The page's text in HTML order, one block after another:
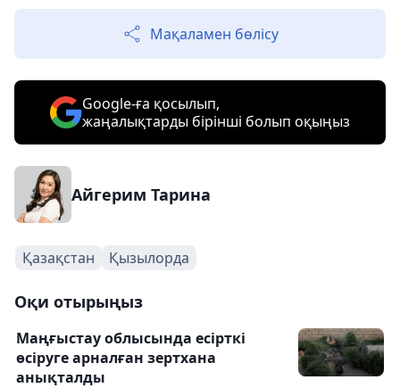
Мақаламен бөлісу
Google-ға қосылып,
жаңалықтарды бірінші болып оқыңыз
Айгерим Тарина
Қазақстан Қызылорда
Оқи отырыңыз
Маңғыстау облысында есірткі
өсіруге арналған зертхана
анықталды